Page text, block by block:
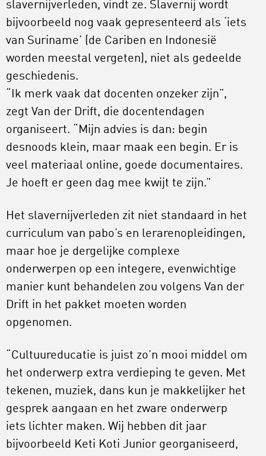
slavernijverleden, vindt ze. Slavernij wordt
bijvoorbeeld nog vaak gepresenteerd als ‘iets
van Suriname’ (de Cariben en Indonesië
worden meestal vergeten), niet als gedeelde
geschiedenis.
“Ik merk vaak dat docenten onzeker zijn”,
zegt Van der Drift, die docentendagen
organiseert. “Mijn advies is dan: begin
desnoods klein, maar maak een begin. Er is
veel materiaal online, goede documentaires.
Je hoeft er geen dag mee kwijt te zijn.”
Het slavernijverleden zit niet standaard in het
curriculum van pabo’s en lerarenopleidingen,
maar hoe je dergelijke complexe
onderwerpen op een integere, evenwichtige
manier kunt behandelen zou volgens Van der
Drift in het pakket moeten worden
opgenomen.
“Cultuureducatie is juist zo’n mooi middel om
het onderwerp extra verdieping te geven. Met
tekenen, muziek, dans kun je makkelijker het
gesprek aangaan en het zware onderwerp
iets lichter maken. Wij hebben dit jaar
bijvoorbeeld Keti Koti Junior georganiseerd,